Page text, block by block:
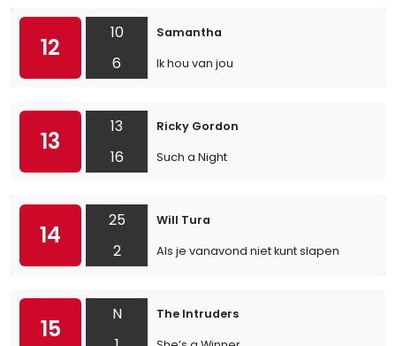
12
10
6
Samantha
Ik hou van jou
13
13
16
Ricky Gordon
Such a Night
14
25
2
Will Tura
Als je vanavond niet kunt slapen
15
N
The Intruders